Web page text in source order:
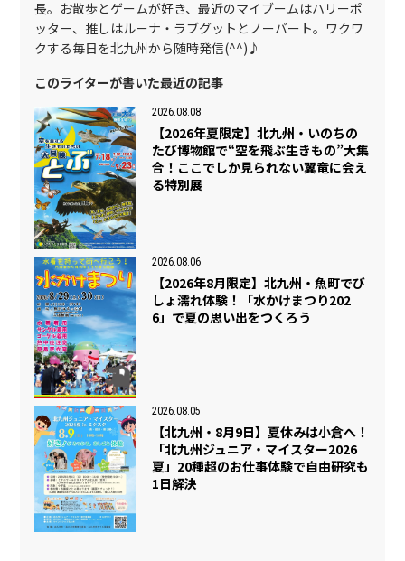
長。お散歩とゲームが好き、最近のマイブームはハリーポ
ッター、推しはルーナ・ラブグットとノーバート。ワクワ
クする毎日を北九州から随時発信(^^)♪
このライターが書いた最近の記事
2026.08.08
【2026年夏限定】北九州・いのちの
たび博物館で“空を飛ぶ生きもの”大集
合！ここでしか見られない翼竜に会え
る特別展
2026.08.06
【2026年8月限定】北九州・魚町でび
しょ濡れ体験！「水かけまつり202
6」で夏の思い出をつくろう
2026.08.05
【北九州・8月9日】夏休みは小倉へ！
「北九州ジュニア・マイスター2026
夏」20種超のお仕事体験で自由研究も
1日解決